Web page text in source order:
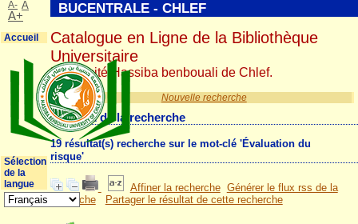
Nouvelle recherche
Résultat de la recherche
19 résultat(s) recherche sur le mot-clé 'Évaluation du
risque'
Affiner la recherche Générer le flux rss de la
recherche
Partager le résultat de cette recherche
BUCENTRALE - CHLEF
Catalogue en Ligne de la Bibliothèque
Universitaire
Université Hassiba benbouali de Chlef.
A- A
A+
Accueil
Sélection
de la
langue